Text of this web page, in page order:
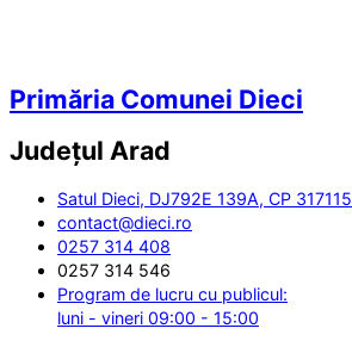
Primăria Comunei Dieci
Județul Arad
Satul Dieci, DJ792E 139A, CP 317115
contact@dieci.ro
0257 314 408
0257 314 546
Program de lucru cu publicul:
luni - vineri 09:00 - 15:00